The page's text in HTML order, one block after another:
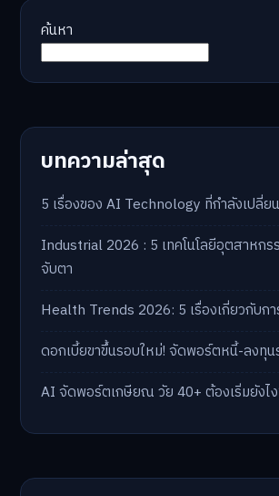
ค้นหา
บทความล่าสุด
5 เรื่องของ AI Technology ที่กำลังเปลี่ย
Industrial 2026 : 5 เทคโนโลยีอุตสาหก
จับตา
Health Trends 2026: 5 เรื่องเกี่ยวกับก
ดอกเบี้ยขาขึ้นรอบใหม่! จัดพอร์ตหนี้-ลงทุน
AI จัดพอร์ตเกษียณ วัย 40+ ต้องเริ่มยังไ